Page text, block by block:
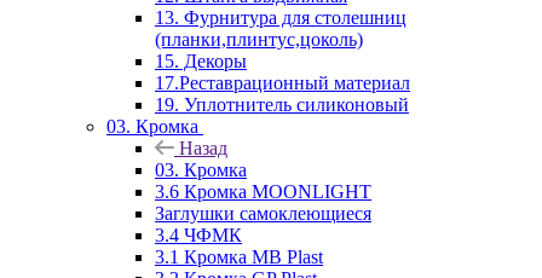
13. Фурнитура для столешниц
(планки,плинтус,цоколь)
15. Декоры
17.Реставрационный материал
19. Уплотнитель силиконовый
03. Кромка
Назад
03. Кромка
3.6 Кромка MOONLIGHT
Заглушки самоклеющиеся
3.4 ЧФМК
3.1 Кромка MB Plast